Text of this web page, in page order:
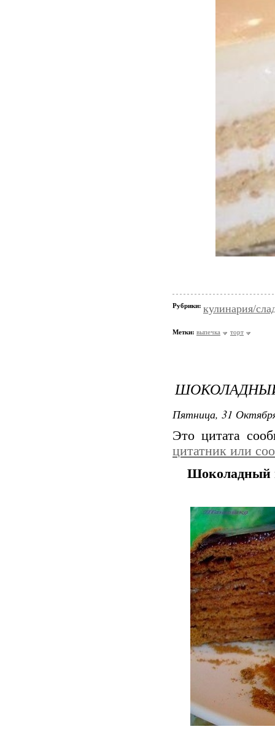
Рубрики: кулинария/
Метки: выпечка торт
Пятница, 31
Это цитата
цитатник или
Шоколадный